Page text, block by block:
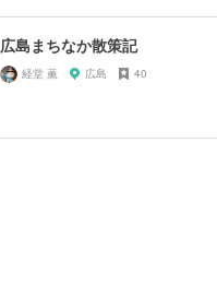
広島まちなか散策記
経堂 薫 広島 40